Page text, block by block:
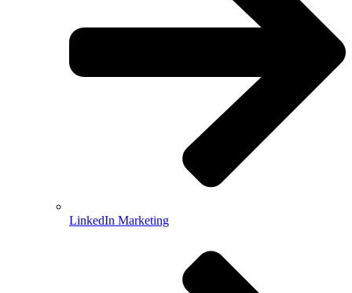
LinkedIn Marketing